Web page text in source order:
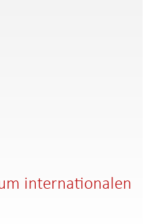
internationalen